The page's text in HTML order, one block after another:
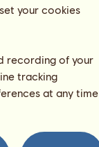
your cookies
recording of your
tracking
at any time